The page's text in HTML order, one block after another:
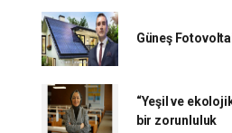
Güneş
“Yeşil ve ekolojik
bir zorunluluk